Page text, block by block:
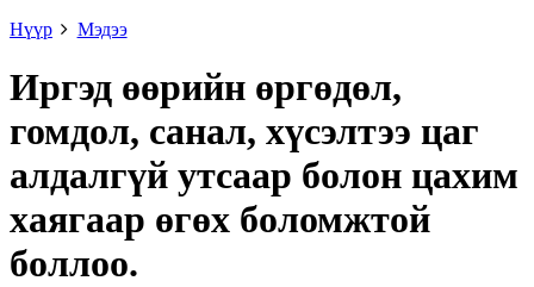
Нүүр
Мэдээ
Иргэд өөрийн өргөдөл,
гомдол, санал, хүсэлтээ цаг
алдалгүй утсаар болон цахим
хаягаар өгөх боломжтой
боллоо.